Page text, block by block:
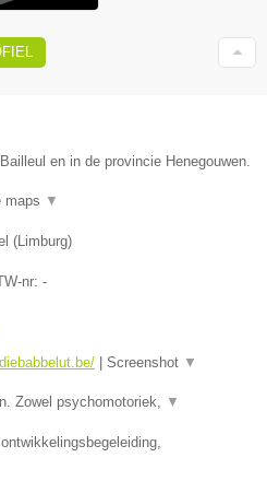
en in de provincie Henegouwen.
maps ▼
(Limburg)
nr: -
Screenshot ▼
Zowel psychomotoriek, ▼